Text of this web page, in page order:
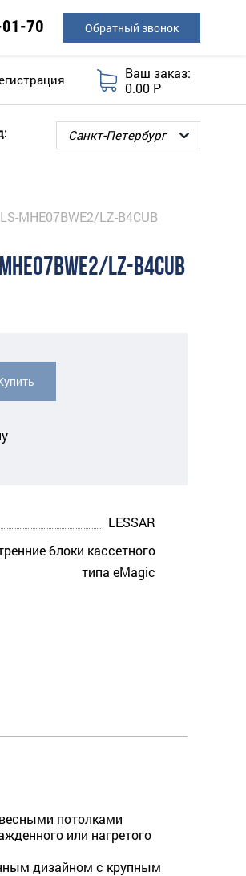
70 Обратный звонок
Ваш заказ:
0.00 Р
MHE07BWE2/LZ-B4CUB
LZ-B4CUB
LESSAR
блоки кассетного
типа eMagic
потолками
или нагретого
дизайном с крупным